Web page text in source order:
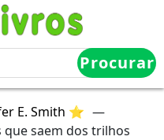
Procurar
E. Smith ⭐ —
saem dos trilhos